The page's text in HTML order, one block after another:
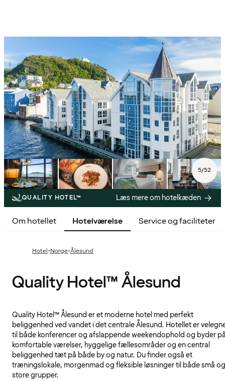
5/52
QUALITY HOTEL™ Læs mere om hotelkæden
Om hotellet Hotelværelse Service og faciliteter
Hotel·Norge·Ålesund
Quality Hotel™ Ålesund
Quality Hotel™ Ålesund er et moderne hotel med perfekt
beliggenhed ved vandet i det centrale Ålesund. Hotellet er
til både konferencer og afslappende weekendophold og byder
komfortable værelser, hyggelige fællesområder og en central
beliggenhed tæt på både by og natur. Du finder også et
træningslokale, morgenmad og fleksible løsninger til både små og
store grupper.